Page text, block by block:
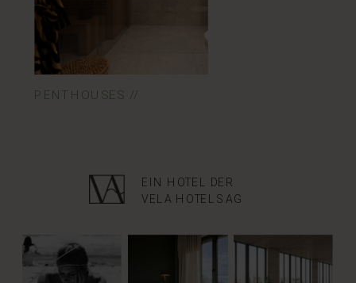
PENTHOUSES //
EIN HOTEL DER
VELA HOTELS AG